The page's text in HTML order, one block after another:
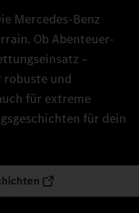
Mercedes‑Benz
Ob Abenteuer-
–
robuste und
für extreme
für dein